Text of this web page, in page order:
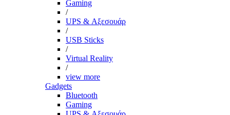
Gaming
/
UPS & Αξεσουάρ
/
USB Sticks
/
Virtual Reality
/
view more
Gadgets
Bluetooth
Gaming